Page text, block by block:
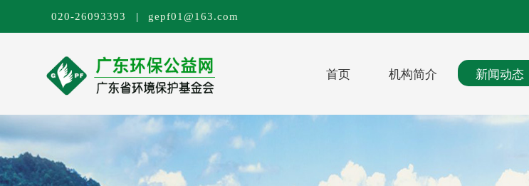
020-26093393 | gepf01@163.com
首页 机构简介 新闻动态